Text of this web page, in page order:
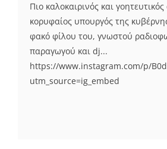
Πιο καλοκαιρινός και
κορυφαίος υπουργός της
φακό φίλου του, γνωστού
παραγωγού και dj...
https://www.instagram.com/p/
utm_source=ig_embed